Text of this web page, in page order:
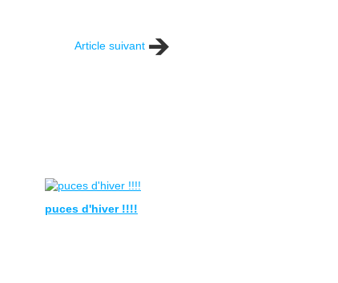
Article suivant
puces d'hiver !!!!